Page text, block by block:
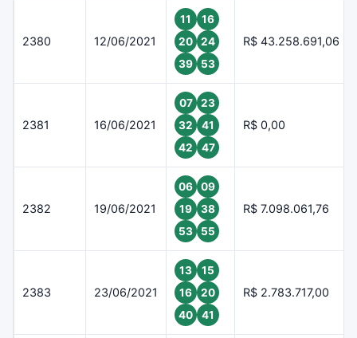
2380 12/06/2021
11
16
20
24
39
53
R$ 43.258.691,06
2381 16/06/2021
07
23
32
41
42
47
R$ 0,00
2382 19/06/2021
06
09
19
38
53
55
R$ 7.098.061,76
2383 23/06/2021
13
15
16
20
40
41
R$ 2.783.717,00